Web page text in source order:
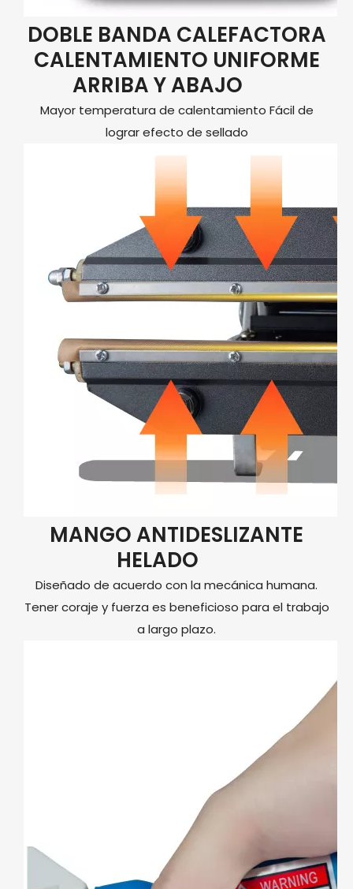
DOBLE BANDA CALEFACTORA
CALENTAMIENTO UNIFORME
ARRIBA Y ABAJO
Mayor temperatura de calentamiento Fácil de
lograr efecto de sellado
MANGO ANTIDESLIZANTE
HELADO
Diseñado de acuerdo con la mecánica humana.
Tener coraje y fuerza es beneficioso para el trabajo
a largo plazo.